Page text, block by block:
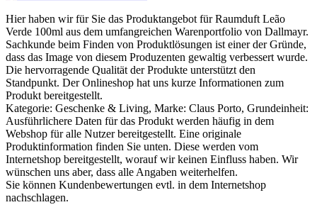
Hier haben wir für Sie das Produktangebot für Raumduft Leão
Verde 100ml aus dem umfangreichen Warenportfolio von Dallmayr.
Sachkunde beim Finden von Produktlösungen ist einer der Gründe,
dass das Image von diesem Produzenten gewaltig verbessert wurde.
Die hervorragende Qualität der Produkte unterstützt den
Standpunkt. Der Onlineshop hat uns kurze Informationen zum
Produkt bereitgestellt.
Kategorie: Geschenke & Living, Marke: Claus Porto, Grundeinheit:
Ausführlichere Daten für das Produkt werden häufig in dem
Webshop für alle Nutzer bereitgestellt. Eine originale
Produktinformation finden Sie unten. Diese werden vom
Internetshop bereitgestellt, worauf wir keinen Einfluss haben. Wir
wünschen uns aber, dass alle Angaben weiterhelfen.
Sie können Kundenbewertungen evtl. in dem Internetshop
nachschlagen.